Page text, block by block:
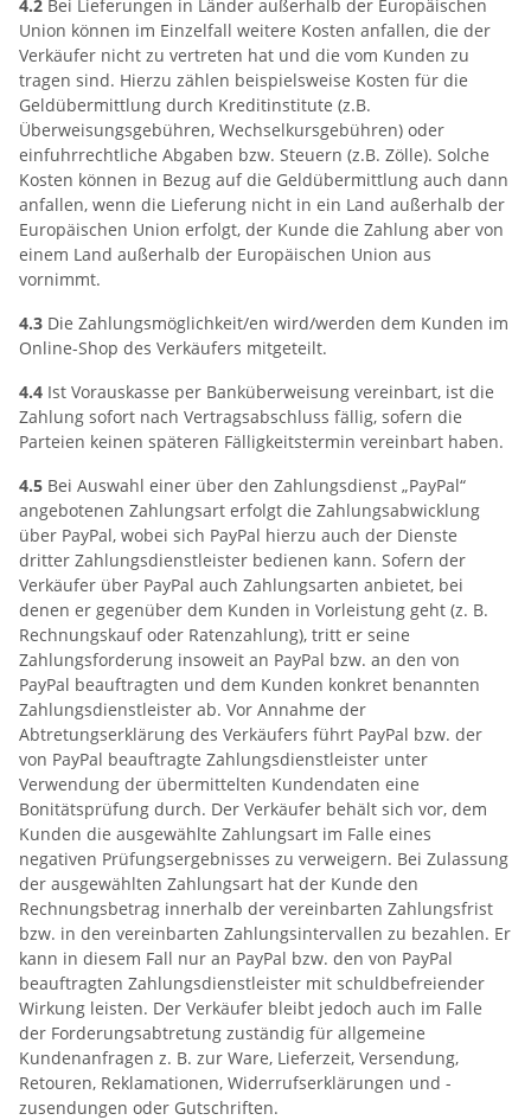
4.2 Bei Lieferungen in Länder außerhalb der Europäischen
Union können im Einzelfall weitere Kosten anfallen, die der
Verkäufer nicht zu vertreten hat und die vom Kunden zu
tragen sind. Hierzu zählen beispielsweise Kosten für die
Geldübermittlung durch Kreditinstitute (z.B.
Überweisungsgebühren, Wechselkursgebühren) oder
einfuhrrechtliche Abgaben bzw. Steuern (z.B. Zölle). Solche
Kosten können in Bezug auf die Geldübermittlung auch dann
anfallen, wenn die Lieferung nicht in ein Land außerhalb der
Europäischen Union erfolgt, der Kunde die Zahlung aber von
einem Land außerhalb der Europäischen Union aus
vornimmt.
4.3 Die Zahlungsmöglichkeit/en wird/werden dem Kunden im
Online-Shop des Verkäufers mitgeteilt.
4.4 Ist Vorauskasse per Banküberweisung vereinbart, ist die
Zahlung sofort nach Vertragsabschluss fällig, sofern die
Parteien keinen späteren Fälligkeitstermin vereinbart haben.
4.5 Bei Auswahl einer über den Zahlungsdienst „PayPal“
angebotenen Zahlungsart erfolgt die Zahlungsabwicklung
über PayPal, wobei sich PayPal hierzu auch der Dienste
dritter Zahlungsdienstleister bedienen kann. Sofern der
Verkäufer über PayPal auch Zahlungsarten anbietet, bei
denen er gegenüber dem Kunden in Vorleistung geht (z. B.
Rechnungskauf oder Ratenzahlung), tritt er seine
Zahlungsforderung insoweit an PayPal bzw. an den von
PayPal beauftragten und dem Kunden konkret benannten
Zahlungsdienstleister ab. Vor Annahme der
Abtretungserklärung des Verkäufers führt PayPal bzw. der
von PayPal beauftragte Zahlungsdienstleister unter
Verwendung der übermittelten Kundendaten eine
Bonitätsprüfung durch. Der Verkäufer behält sich vor, dem
Kunden die ausgewählte Zahlungsart im Falle eines
negativen Prüfungsergebnisses zu verweigern. Bei Zulassung
der ausgewählten Zahlungsart hat der Kunde den
Rechnungsbetrag innerhalb der vereinbarten Zahlungsfrist
bzw. in den vereinbarten Zahlungsintervallen zu bezahlen. Er
kann in diesem Fall nur an PayPal bzw. den von PayPal
beauftragten Zahlungsdienstleister mit schuldbefreiender
Wirkung leisten. Der Verkäufer bleibt jedoch auch im Falle
der Forderungsabtretung zuständig für allgemeine
Kundenanfragen z. B. zur Ware, Lieferzeit, Versendung,
Retouren, Reklamationen, Widerrufserklärungen und -
zusendungen oder Gutschriften.